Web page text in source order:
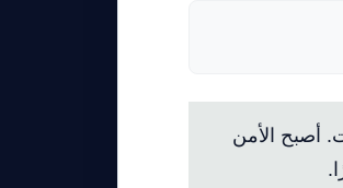
أصبح الأمن